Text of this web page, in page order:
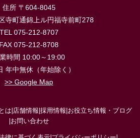
住所 〒604-8045
寺町通錦上ル円福寺前町278
TEL 075-212-8707
FAX 075-212-8708
時間 10:00～19:00
年中無休（年始除く）
>> Google Map
は 店舗情報 採用情報 お役立ち情報・ブログ
お問い合わせ